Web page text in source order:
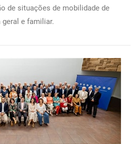
de situações de mobilidade de
e familiar.